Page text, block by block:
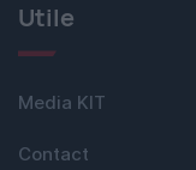
Utile
Media KIT
Contact